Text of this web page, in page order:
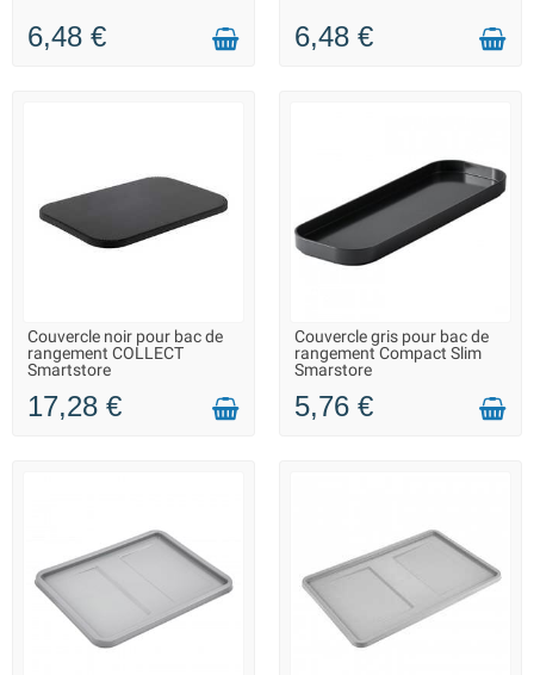
6,48 € 6,48 €
LIVRAISON 2 À 3 JOURS
Couvercle noir pour bac de
rangement COLLECT
Smartstore
17,28 €
LIVRAISON 2 À 3 JOURS
Couvercle gris pour bac de
rangement Compact Slim
Smarstore
5,76 €